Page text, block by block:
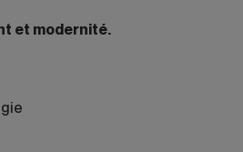
FR
et modernité.